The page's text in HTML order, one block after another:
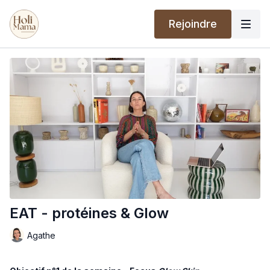
Rejoindre
EAT - protéines & Glow
Agathe